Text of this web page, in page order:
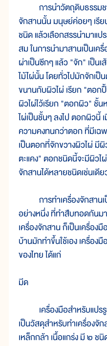
การนำวัตถุดิบธรรมชา
จักสานนั้น มนุษย์ค่อยๆ เรี
ชนิด แล้วเลือกสรรนำมาแ
สม ในการนำมาสานเป็นเค
ผ่าเป็นซีกๆ แล้ว "จัก" เป็น
ไม้ไผ่นั้น โดยทั่วไปมักจักเ
ขนานกับผิวไผ่ เรียก "ตอก
ผิวไผ่ไว้เรียก "ตอกผิว" ชั้น
ไผ่เป็นชั้นๆ ลงไป ตอกผิวนี้
ความคงทนกว่าตอก ที่มีเฉ
เป็นตอกที่จักขวางผิวไผ่ มี
ตะแคง" ตอกชนิดนี้จะมีผิวไ
จักสานได้หลายชนิดเช่นเดี
การทำเครื่องจักสานเ
อย่างหนึ่ง ที่ทำสืบทอดกันม
เครื่องจักสาน ก็เป็นเครื่อ
บ้านมักทำขึ้นใช้เอง เครื่อง
ของไทย ได้แก่
มีด
เครื่องมือสำหรับแปรรู
เป็นวัสดุสำหรับทำเครื่องจั
เหล็กกล้า เนื้อแกร่ง มี ๒ ช